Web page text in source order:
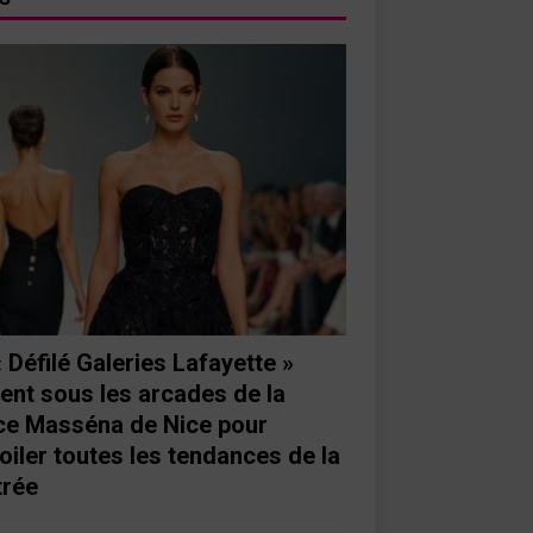
Défilé Galeries Lafayette »
sous les arcades de la
Masséna de Nice pour
toutes les tendances de la